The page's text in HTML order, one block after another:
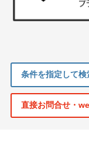
条件を指定して検
直接お問合せ・